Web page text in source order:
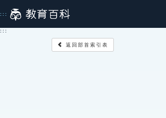
到
主
:::
:::
返回部首索引表